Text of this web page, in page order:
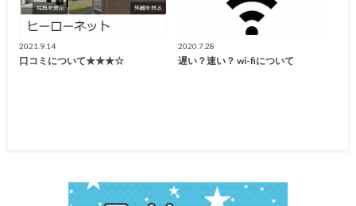
2021.9.14
口コミについて★★★☆
2020.7.28
遅い？速い？ wi-fiについて